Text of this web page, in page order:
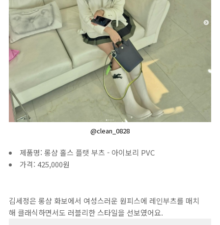
@clean_0828
제품명: 롱샴 홀스 플랫 부츠 - 아이보리 PVC
가격: 425,000원
김세정은 롱샴 화보에서 여성스러운 원피스에 레인부츠를 매치
해 클래식하면서도 러블리한 스타일을 선보였어요.